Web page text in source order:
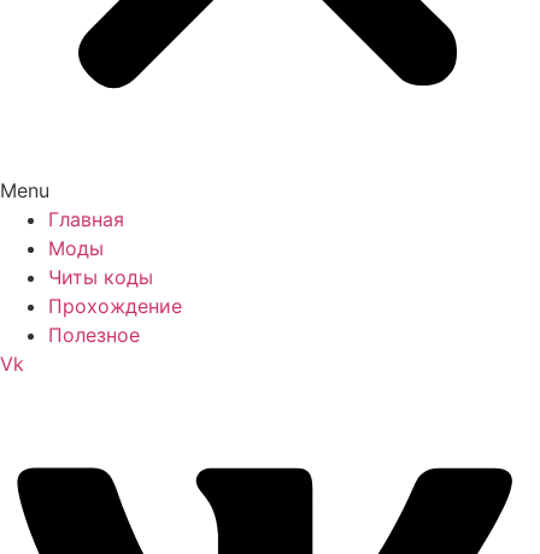
Menu
Главная
Моды
Читы коды
Прохождение
Полезное
Vk